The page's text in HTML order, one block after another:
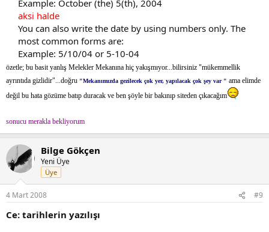
Example: October (the) 5(th), 2004​
aksi halde
You can also write the date by using numbers only. The
most common forms are:​
Example: 5/10/04 or 5-10-04​
özetle; bu basit yanlış Melekler Mekanına hiç yakışmıyor...bilirsiniz "mükemmellik
ayrıntıda gizlidir"...doğru "Mekanımızda gezilecek çok yer, yapılacak çok şey var " ama elimde
değil bu hata gözüme batıp duracak ve ben şöyle bir bakınıp siteden çıkacağım
sonucu merakla bekliyorum
Bilge Gökçen
Yeni Üye
Üye
4 Mart 2008 #9
Ce: tarihlerin yazılışı